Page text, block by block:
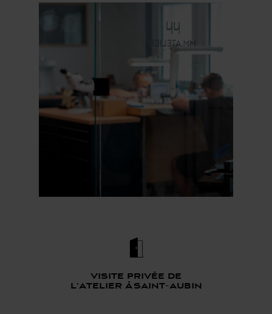
Visite privée de
l’atelier à saint-aubin